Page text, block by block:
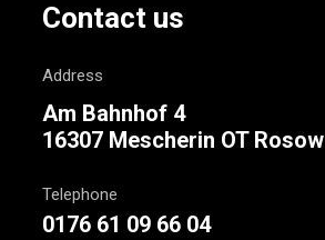
Contact us
Address
Am Bahnhof 4
16307 Mescherin OT Rosow
Telephone
0176 61 09 66 04